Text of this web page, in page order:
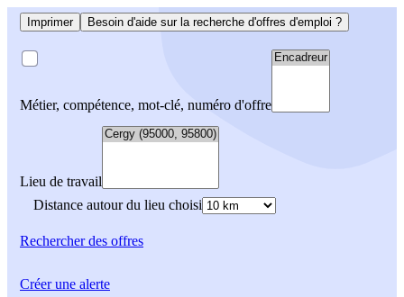
Imprimer Besoin d'aide sur la recherche d'offres d'emploi ?
Métier, compétence, mot-clé, numéro d'offre
Lieu de travail
Distance autour du lieu choisi
Rechercherdes offres
Créer une alerte